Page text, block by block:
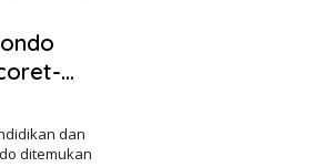
dan
ditemukan